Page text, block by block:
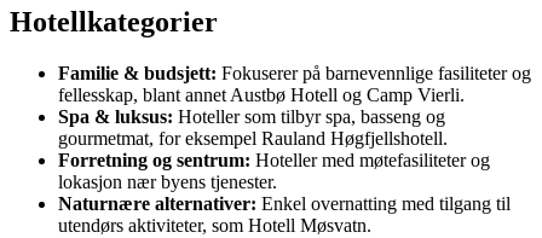
Hotellkategorier
Familie & budsjett: Fokuserer på barnevennlige fasiliteter og
fellesskap, blant annet Austbø Hotell og Camp Vierli.
Spa & luksus: Hoteller som tilbyr spa, basseng og
gourmetmat, for eksempel Rauland Høgfjellshotell.
Forretning og sentrum: Hoteller med møtefasiliteter og
lokasjon nær byens tjenester.
Naturnære alternativer: Enkel overnatting med tilgang til
utendørs aktiviteter, som Hotell Møsvatn.